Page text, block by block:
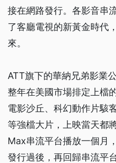
接在網路發行。各影音串
了客廳電視的新黃金時代
來。
ATT旗下的華納兄弟影業
整年在美國市場排定上檔
電影沙丘、科幻動作片駭
等強檔大片，上映當天都
Max串流平台播放一個月
發行過後，再回歸串流平台